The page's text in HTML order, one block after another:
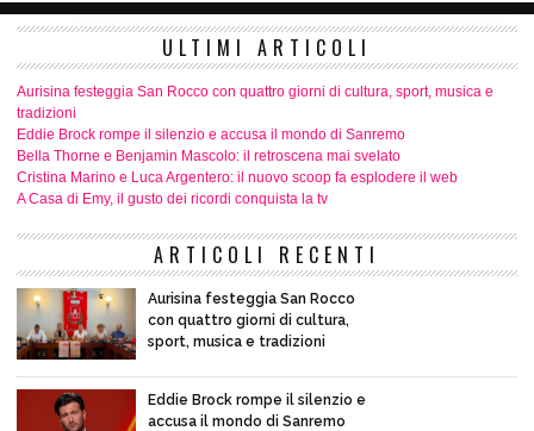
ULTIMI ARTICOLI
Aurisina festeggia San Rocco con quattro giorni di cultura, sport, musica e
tradizioni
Eddie Brock rompe il silenzio e accusa il mondo di Sanremo
Bella Thorne e Benjamin Mascolo: il retroscena mai svelato
Cristina Marino e Luca Argentero: il nuovo scoop fa esplodere il web
A Casa di Emy, il gusto dei ricordi conquista la tv
ARTICOLI RECENTI
Aurisina festeggia San Rocco
con quattro giorni di cultura,
sport, musica e tradizioni
Eddie Brock rompe il silenzio e
accusa il mondo di Sanremo